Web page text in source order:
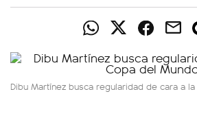
Dibu Martínez busca regularidad de cara a